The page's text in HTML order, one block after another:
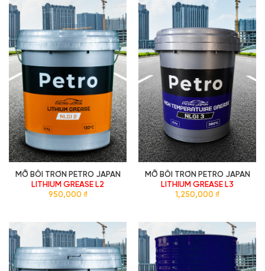
MỠ BÔI TRƠN PETRO JAPAN
LITHIUM GREASE L2
950,000 ₫
MỠ BÔI TRƠN PETRO JAPAN
LITHIUM GREASE L3
1,250,000 ₫